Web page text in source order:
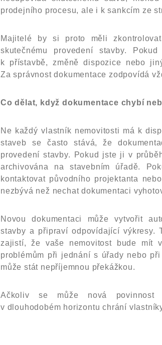
prodejního procesu, ale i k sankcím ze
Majitelé by si proto měli
skutečnému provedení stavby.
k přístavbě, změně dispozice nebo
Za správnost dokumentace zodpovídá
Co dělat, když dokumentace chybí
Ne každý vlastník nemovitosti má k
staveb se často stává, že
provedení stavby. Pokud jste ji v
archivována na stavebním úřadě.
kontaktovat původního projektanta
nezbývá než nechat dokumentaci
Novou dokumentaci může vytvořit
stavby a připraví odpovídající výkresy.
zajistí, že vaše nemovitost bude mít
problémům při jednání s úřady nebo
může stát nepříjemnou překážkou.
Ačkoliv se může nová povinnost
v dlouhodobém horizontu chrání